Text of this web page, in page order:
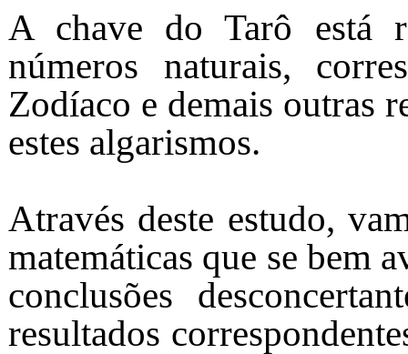
A chave do Tarô está
números naturais,
Zodíaco e demais outras
estes algarismos.
Através deste estudo,
matemáticas que se bem
conclusões
resultados